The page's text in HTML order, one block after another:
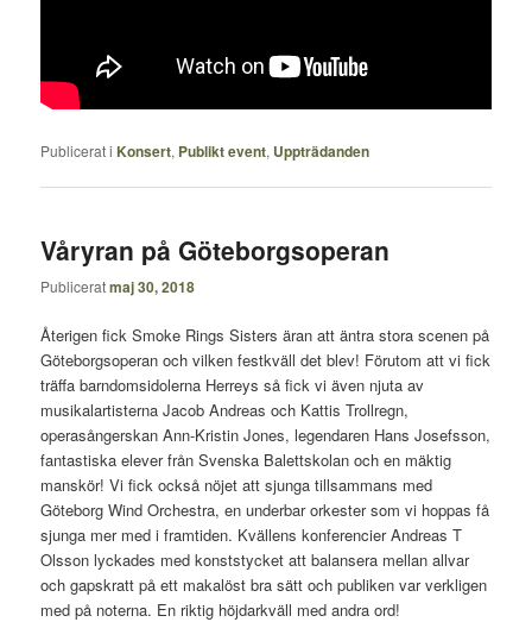
Publicerat i Konsert, Publikt event, Uppträdanden
Våryran på Göteborgsoperan
Publiceratmaj 30, 2018
Återigen fick Smoke Rings Sisters äran att äntra stora scenen på
Göteborgsoperan och vilken festkväll det blev! Förutom att vi fick
träffa barndomsidolerna Herreys så fick vi även njuta av
musikalartisterna Jacob Andreas och Kattis Trollregn,
operasångerskan Ann-Kristin Jones, legendaren Hans Josefsson,
fantastiska elever från Svenska Balettskolan och en mäktig
manskör! Vi fick också nöjet att sjunga tillsammans med
Göteborg Wind Orchestra, en underbar orkester som vi hoppas få
sjunga mer med i framtiden. Kvällens konferencier Andreas T
Olsson lyckades med konststycket att balansera mellan allvar
och gapskratt på ett makalöst bra sätt och publiken var verkligen
med på noterna. En riktig höjdarkväll med andra ord!